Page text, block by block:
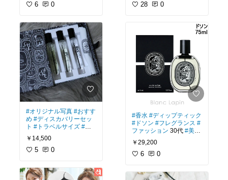
6 0
#オリジナル写真 #おすす
め #ディスカバリーセッ
ト #トラベルサイズ #自
中身 #ディップティック
￥14,500
5 0
28 0
#香水 #ディップティック
#ドソン #フレグランス #
ファッション 30代 #美容
#お気に入り
￥29,200
6 0